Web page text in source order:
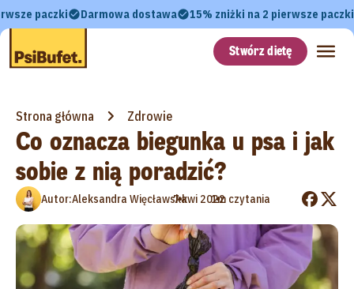
paczki Darmowa dostawa 15% zniżki na 2 pierwsze paczki
Stwórz dietę
Strona główna Zdrowie
Co oznacza biegunka u psa i jak
sobie z nią poradzić?
Autor:Aleksandra Więcławska
•
7 kwi 2022
•
1m czytania